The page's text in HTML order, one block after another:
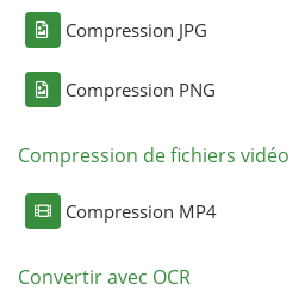
Compression JPG
Compression PNG
Compression de fichiers vidéo
Compression MP4
Convertir avec OCR